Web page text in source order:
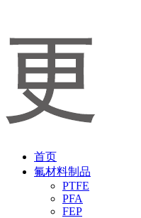
首页
氟材料制品
PTFE
PFA
FEP